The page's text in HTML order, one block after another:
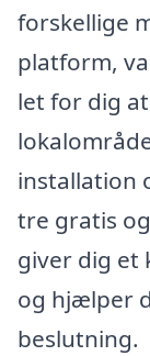
forskellige
platform,
let for dig
installation
tre gratis
giver dig et
og hjælper
beslutning.